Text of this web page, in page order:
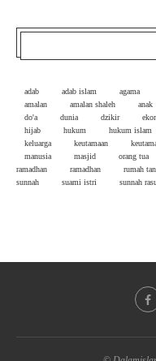
adab adab islam agama
amalan
amalan shaleh anak
do'a
dunia dzikir
hijab
hukum hukum islam
keluarga
keutamaan
manusia
masjid orang tua
ramadhan
ramadhan rumah
sunnah
suami istri sunnah